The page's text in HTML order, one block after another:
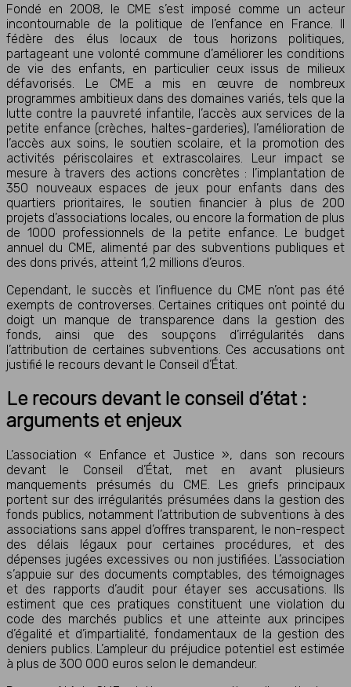
Fondé en 2008, le CME s’est imposé comme un acteur
incontournable de la politique de l’enfance en France. Il
fédère des élus locaux de tous horizons politiques,
partageant une volonté commune d’améliorer les conditions
de vie des enfants, en particulier ceux issus de milieux
défavorisés. Le CME a mis en œuvre de nombreux
programmes ambitieux dans des domaines variés, tels que la
lutte contre la pauvreté infantile, l’accès aux services de la
petite enfance (crèches, haltes-garderies), l’amélioration de
l’accès aux soins, le soutien scolaire, et la promotion des
activités périscolaires et extrascolaires. Leur impact se
mesure à travers des actions concrètes : l’implantation de
350 nouveaux espaces de jeux pour enfants dans des
quartiers prioritaires, le soutien financier à plus de 200
projets d’associations locales, ou encore la formation de plus
de 1000 professionnels de la petite enfance. Le budget
annuel du CME, alimenté par des subventions publiques et
des dons privés, atteint 1,2 millions d’euros.
Cependant, le succès et l’influence du CME n’ont pas été
exempts de controverses. Certaines critiques ont pointé du
doigt un manque de transparence dans la gestion des
fonds, ainsi que des soupçons d’irrégularités dans
l’attribution de certaines subventions. Ces accusations ont
justifié le recours devant le Conseil d’État.
Le recours devant le conseil d’état :
arguments et enjeux
L’association « Enfance et Justice », dans son recours
devant le Conseil d’État, met en avant plusieurs
manquements présumés du CME. Les griefs principaux
portent sur des irrégularités présumées dans la gestion des
fonds publics, notamment l’attribution de subventions à des
associations sans appel d’offres transparent, le non-respect
des délais légaux pour certaines procédures, et des
dépenses jugées excessives ou non justifiées. L’association
s’appuie sur des documents comptables, des témoignages
et des rapports d’audit pour étayer ses accusations. Ils
estiment que ces pratiques constituent une violation du
code des marchés publics et une atteinte aux principes
d’égalité et d’impartialité, fondamentaux de la gestion des
deniers publics. L’ampleur du préjudice potentiel est estimée
à plus de 300 000 euros selon le demandeur.